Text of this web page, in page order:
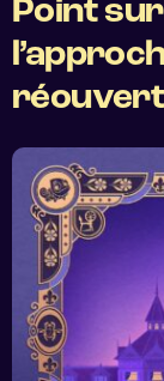
Point